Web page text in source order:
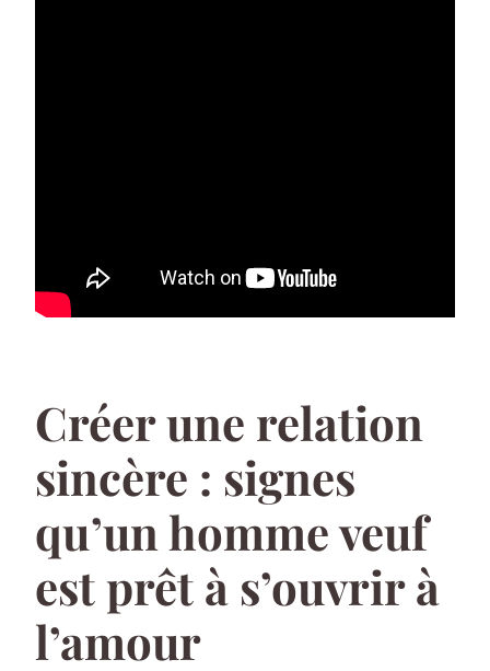
Créer une relation
sincère : signes
qu’un homme veuf
est prêt à s’ouvrir à
l’amour